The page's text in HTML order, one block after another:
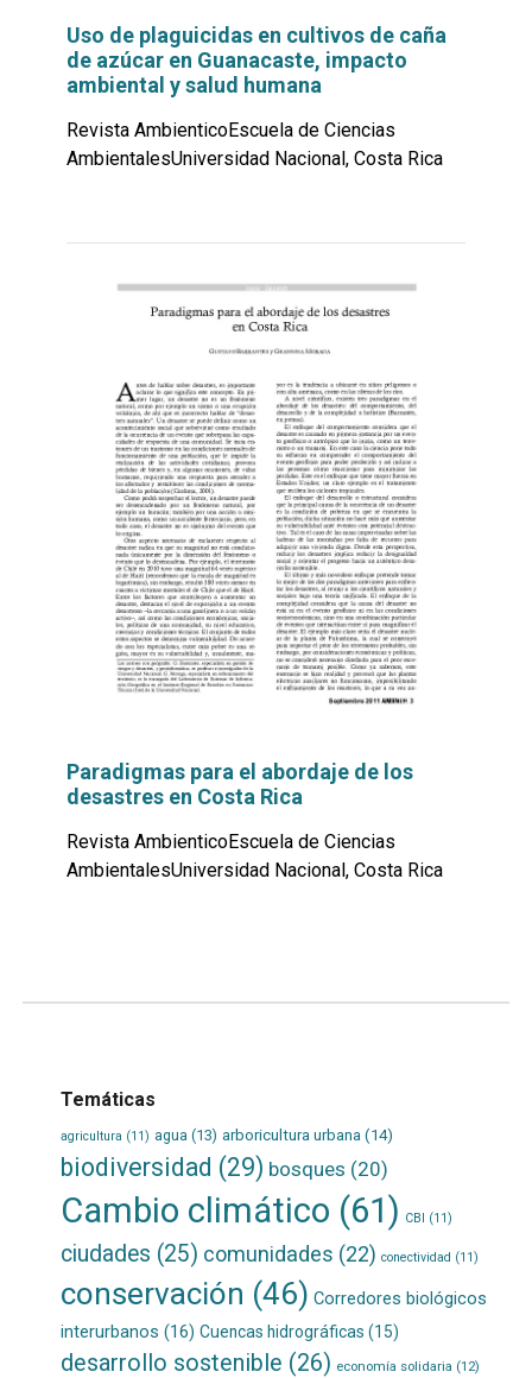
Uso de plaguicidas en cultivos de caña
de azúcar en Guanacaste, impacto
ambiental y salud humana
Revista AmbienticoEscuela de Ciencias
AmbientalesUniversidad Nacional, Costa Rica
Paradigmas para el abordaje de los
desastres en Costa Rica
Revista AmbienticoEscuela de Ciencias
AmbientalesUniversidad Nacional, Costa Rica
Temáticas
agricultura (11) agua (13) arboricultura urbana (14)
biodiversidad (29) bosques (20)
Cambio climático (61) CBI (11)
ciudades (25) comunidades (22) conectividad (11)
conservación (46) Corredores biológicos
interurbanos (16) Cuencas hidrográficas (15)
desarrollo sostenible (26) economía solidaria (12)